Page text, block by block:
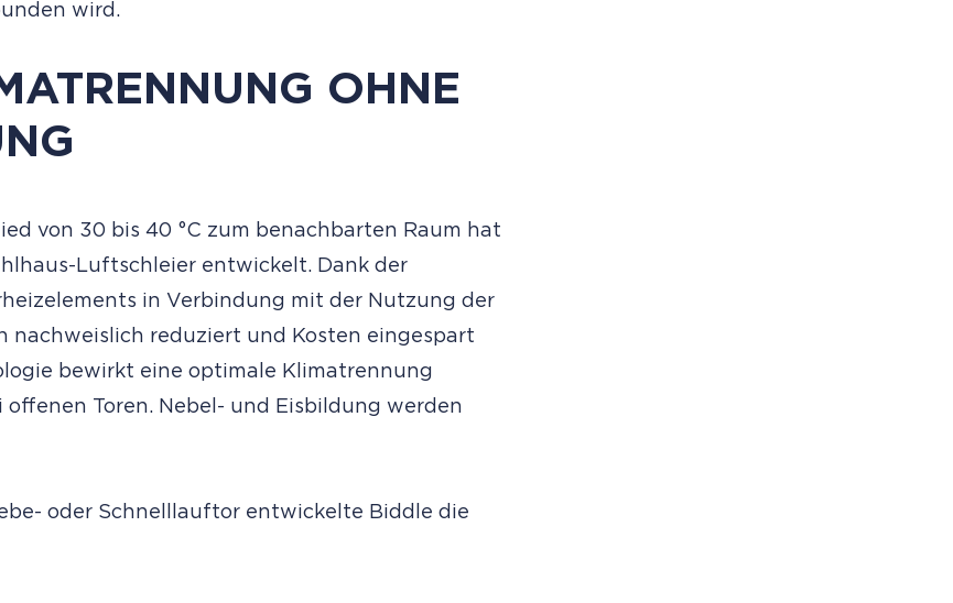
wird.
OHNE
von 30 bis 40 °C zum benachbarten Raum hat
Luftschleier entwickelt. Dank der
in Verbindung mit der Nutzung der
nachweislich reduziert und Kosten eingespart
bewirkt eine optimale Klimatrennung
Toren. Nebel- und Eisbildung werden
oder Schnelllauftor entwickelte Biddle die